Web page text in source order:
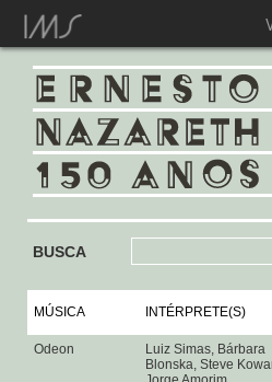
BUSCA
MÚSICA INTÉRPRETE(S)
Odeon
Luiz Simas, Bárbara
Blonska, Steve